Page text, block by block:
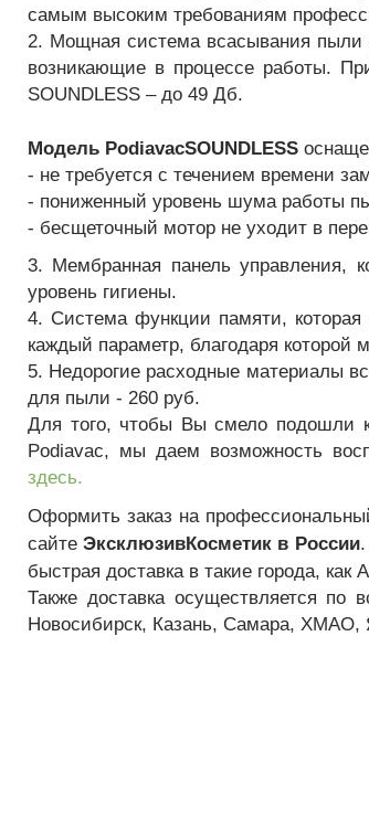
самым высоким требованиям
2. Мощная система всасывания пыли
возникающие в процессе работы.
SOUNDLESS – до 49 Дб.
Модель PodiavacSOUNDLESS
- не требуется с течением времени
- пониженный уровень шума работы
- бесщеточный мотор не уходит в
3. Мембранная панель управления,
уровень гигиены.
4. Система функции памяти,
каждый параметр, благодаря которой
5. Недорогие расходные материалы
для пыли - 260 руб.
Для того, чтобы Вы смело подошли
Podiavac, мы даем возможность
здесь.
Оформить заказ на
сайтеЭксклюзивКосметик в России.
быстрая доставка в такие города,
Также доставка осуществляется по
Новосибирск, Казань, Самара, ХМАО,